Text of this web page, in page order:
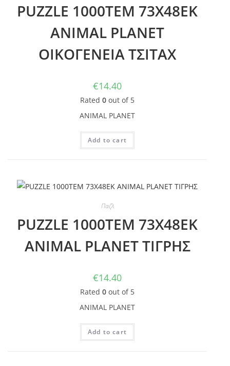
PUZZLE 1000TEM 73Χ48ΕΚ
ANIMAL PLANET
ΟΙΚΟΓΕΝΕΙΑ ΤΣΙΤΑΧ
€14.40
Rated 0 out of 5
ANIMAL PLANET
Add to cart
Παζλ
PUZZLE 1000TEM 73Χ48ΕΚ
ANIMAL PLANET ΤΙΓΡΗΣ
€14.40
Rated 0 out of 5
ANIMAL PLANET
Add to cart